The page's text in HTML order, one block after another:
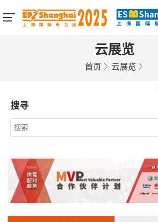
云展览
首页 云展览
搜寻